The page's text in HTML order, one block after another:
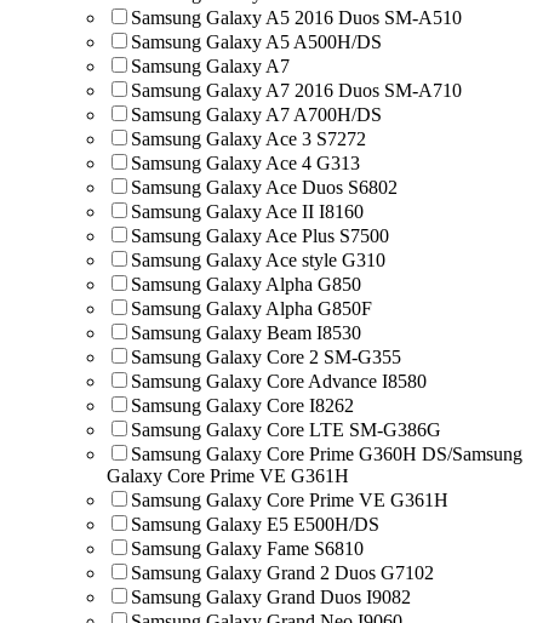
Samsung Galaxy A5 2016 Duos SM-A510
Samsung Galaxy A5 A500H/DS
Samsung Galaxy A7
Samsung Galaxy A7 2016 Duos SM-A710
Samsung Galaxy A7 A700H/DS
Samsung Galaxy Ace 3 S7272
Samsung Galaxy Ace 4 G313
Samsung Galaxy Ace Duos S6802
Samsung Galaxy Ace II I8160
Samsung Galaxy Ace Plus S7500
Samsung Galaxy Ace style G310
Samsung Galaxy Alpha G850
Samsung Galaxy Alpha G850F
Samsung Galaxy Beam I8530
Samsung Galaxy Core 2 SM-G355
Samsung Galaxy Core Advance I8580
Samsung Galaxy Core I8262
Samsung Galaxy Core LTE SM-G386G
Samsung Galaxy Core Prime G360H DS/Samsung
Galaxy Core Prime VE G361H
Samsung Galaxy Core Prime VE G361H
Samsung Galaxy E5 E500H/DS
Samsung Galaxy Fame S6810
Samsung Galaxy Grand 2 Duos G7102
Samsung Galaxy Grand Duos I9082